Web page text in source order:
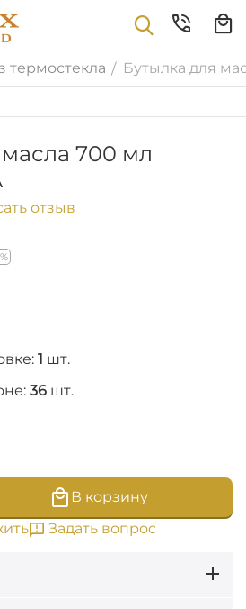
термостекла / Бутылка для
700 мл
отзыв
1 шт.
36 шт.
В корзину
Задать вопрос